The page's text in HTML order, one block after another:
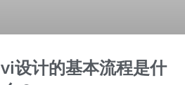
vi设计的基本流程是什